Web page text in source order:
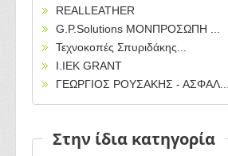
REALLEATHER
G.P.Solutions ΜΟΝΠΡΟΣΩΠΗ ...
Τεχνοκοπές Σπυριδάκης...
Ι.ΙΕΚ GRANT
ΓΕΩΡΓΙΟΣ ΡΟΥΣΑΚΗΣ - ΑΣΦΑΛ...
Στην ίδια κατηγορία